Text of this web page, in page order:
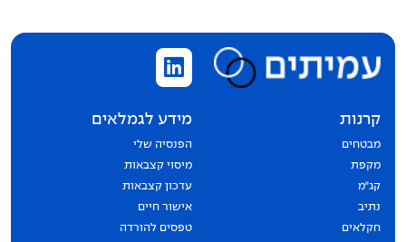
קרנות
מבטחים
מקפת
קג״מ
נתיב
חקלאים
מידע לגמלאים
הפנסיה שלי
מיסוי קצבאות
עדכון קצבאות
אישור חיים
טפסים להורדה